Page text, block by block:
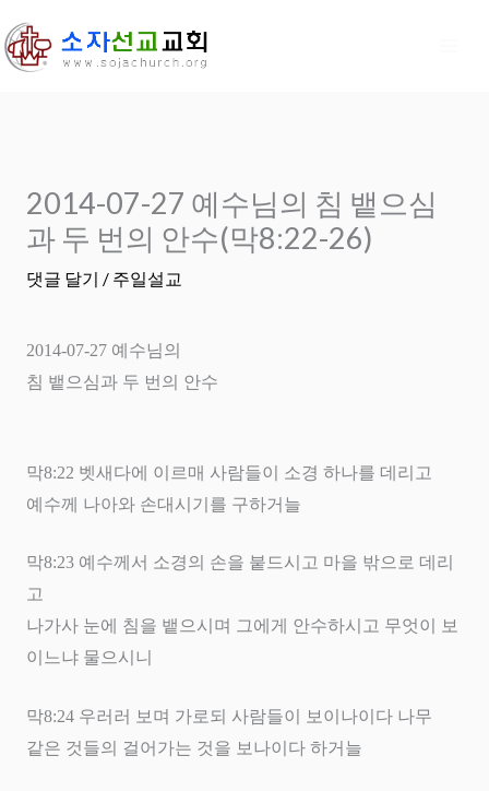
텐
츠
2014-07-27 예수님의 침 뱉으심
과 두 번의 안수(막8:22-26)
댓글 달기 / 주일설교
2014-07-27 예수님의
침 뱉으심과 두 번의 안수
막8:22 벳새다에 이르매 사람들이 소경 하나를 데리고
예수께 나아와 손대시기를 구하거늘
막8:23 예수께서 소경의 손을 붙드시고 마을 밖으로 데리
고
나가사 눈에 침을 뱉으시며 그에게 안수하시고 무엇이 보
이느냐 물으시니
막8:24 우러러 보며 가로되 사람들이 보이나이다 나무
같은 것들의 걸어가는 것을 보나이다 하거늘